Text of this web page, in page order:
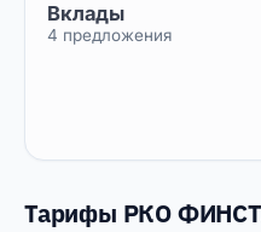
Вклады
4 предложения
Тарифы РКО